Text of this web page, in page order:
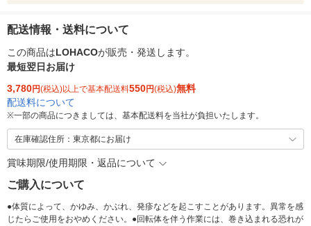
配送情報・送料について
この商品はLOHACOが販売・発送します。
最短翌日お届け
3,780円(税込)以上で基本配送料550円(税込)無料
配送料について
※一部の商品につきましては、基本配送料を当社が負担いたします。
在庫確認住所：東京都にお届け
賞味期限/使用期限・返品について
ご購入について
●体質によって、かゆみ、かぶれ、発疹などを起こすことがあります。異常を感
じたらご使用をおやめください。●回転体を伴う作業には、巻き込まれる恐れが